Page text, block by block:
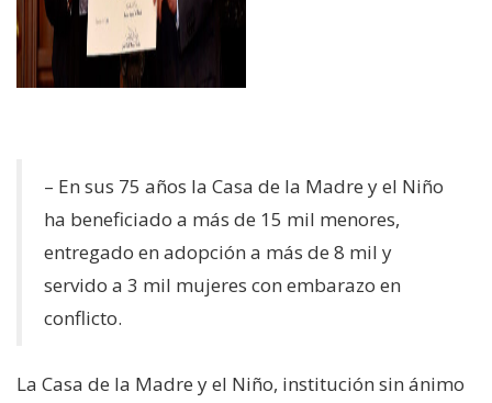
– En sus 75 años la Casa de la Madre y el Niño
ha beneficiado a más de 15 mil menores,
entregado en adopción a más de 8 mil y
servido a 3 mil mujeres con embarazo en
conflicto.
La Casa de la Madre y el Niño, institución sin ánimo